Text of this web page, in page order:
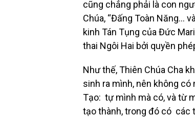
cũng chẳng phải là con
Chúa, “Đấng Toàn Năng…
kinh Tán Tụng của Đức
thai Ngôi Hai bởi quyền
Như thế, Thiên Chúa Cha
sinh ra mình, nên không
Tạo: tự mình mà có, và từ
tạo thành, trong đó có các